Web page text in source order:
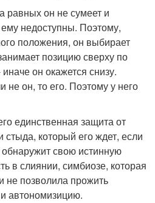
равных он не сумеет и
недоступны. Поэтому,
положения, он выбирает
позицию сверху по
он окажется снизу.
не он, то его. Поэтому у него
единственная защита от
который его ждет, если
обнаружит свою истинную
в слиянии, симбиозе, которая
не позволила прожить
автономизицию.